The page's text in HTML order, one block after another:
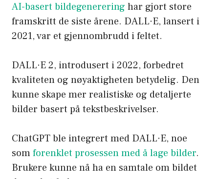
AI-basert bildegenerering har gjort store
framskritt de siste årene. DALL·E, lansert i
2021, var et gjennombrudd i feltet.
DALL·E 2, introdusert i 2022, forbedret
kvaliteten og nøyaktigheten betydelig. Den
kunne skape mer realistiske og detaljerte
bilder basert på tekstbeskrivelser.
ChatGPT ble integrert med DALL·E, noe
somforenklet prosessen med å lage bilder.
Brukere kunne nå ha en samtale om bildet